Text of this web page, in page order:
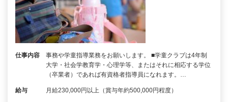
仕事内容
事務や学童指導業務をお願いします。 ■学童クラブは4年制
大学・社会学教育学・心理学等、またはそれに相応する学位
（卒業者）であれば有資格者指導員になれます。…
給与 月給230,000円以上（賞与年約500,000円程度）